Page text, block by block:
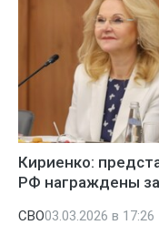
Кириенко:
РФ награждены
СВО03.03.2026 в 17:26